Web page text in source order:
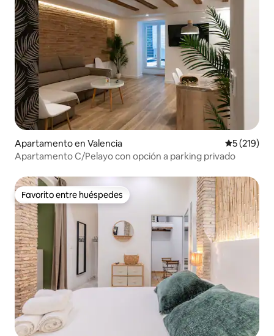
Apartamento en Valencia
5 (219)
Apartamento C/Pelayo con opción a parking privado
Favorito entre huéspedes
Favorito entre huéspedes